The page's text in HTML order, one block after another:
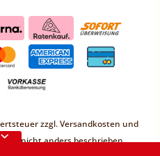
sind keine
möglich.
zzgl.Versandkosten und
nicht anders beschrieben